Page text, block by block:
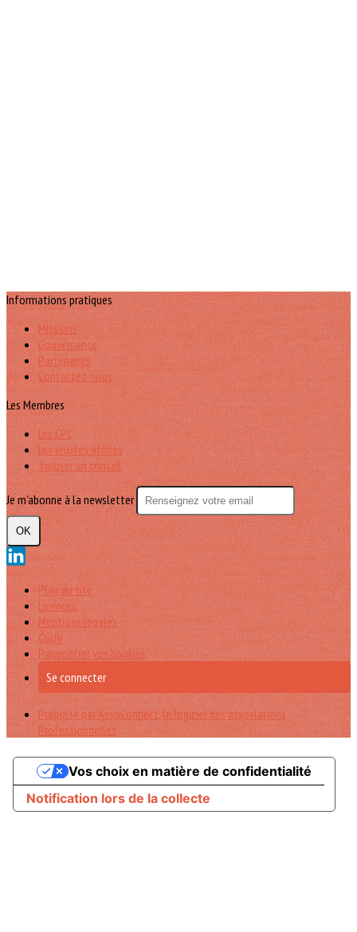
Informations pratiques
Missions
Gouvernance
Partenaires
Contactez-nous
Les Membres
Les CPC
Les entités affiliés
Trouver un conseil
Je m'abonne à la newsletter
OK
Plan du site
Licences
Mentions légales
CGUV
Paramétrer vos cookies
Se connecter
Propulsé par AssoConnect, le logiciel des associations
Professionnelles
Notification lors de la collecte
Vos choix en matière de confidentialité